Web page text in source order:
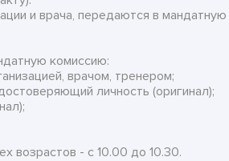
и врача, передаются в мандатную
комиссию:
врачом, тренером;
личность (оригинал);
возрастов - с 10.00 до 10.30.